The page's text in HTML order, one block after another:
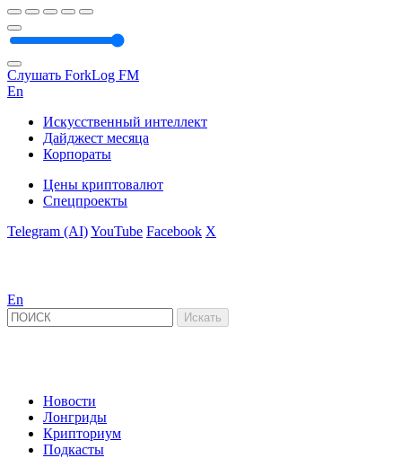
Слушать ForkLog FM
En
Искусственный интеллект
Дайджест месяца
Корпораты
Цены криптовалют
Спецпроекты
Telegram (AI)YouTube Facebook X
En
Новости
Лонгриды
Крипториум
Подкасты